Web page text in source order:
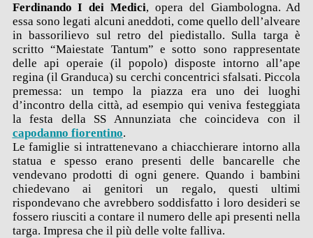
Ferdinando I dei Medici, opera del Giambologna. Ad
essa sono legati alcuni aneddoti, come quello dell’alveare
in bassorilievo sul retro del piedistallo. Sulla targa è
scritto “Maiestate Tantum” e sotto sono rappresentate
delle api operaie (il popolo) disposte intorno all’ape
regina (il Granduca) su cerchi concentrici sfalsati. Piccola
premessa: un tempo la piazza era uno dei luoghi
d’incontro della città, ad esempio qui veniva festeggiata
la festa della SS Annunziata che coincideva con il
capodanno fiorentino.
Le famiglie si intrattenevano a chiacchierare intorno alla
statua e spesso erano presenti delle bancarelle che
vendevano prodotti di ogni genere. Quando i bambini
chiedevano ai genitori un regalo, questi ultimi
rispondevano che avrebbero soddisfatto i loro desideri se
fossero riusciti a contare il numero delle api presenti nella
targa. Impresa che il più delle volte falliva.